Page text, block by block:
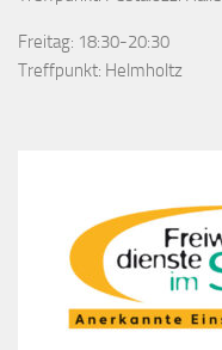
Freitag: 18:30-20:30
Treffpunkt: Helmholtz